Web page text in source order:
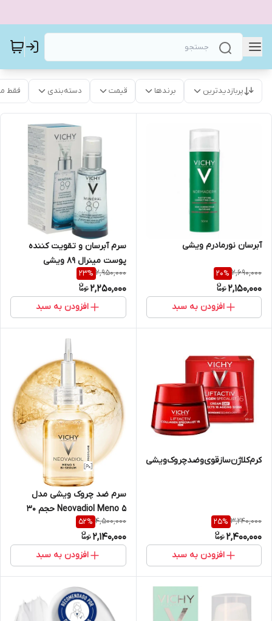
پربازدیدترین برندها قیمت دسته‌بندی فقط
آبرسان نورمادرم ویشی
2,690,000
20%
2,150,000
افزودن به سبد
سرم آبرسان و تقویت کننده
پوست مینرال 89 ویشی
Vichy(اصلی)
2,950,000
23%
2,250,000
افزودن به سبد
کرم‌کلاژن‌ساز‌قوی‌و‌ضدچروک‌‌ویشی،سری‌لیفت‌اکتیو
3,240,000
25%
2,400,000
افزودن به سبد
سرم ضد چروک ویشی مدل
Neovadiol Meno 5 حجم 30
میل
4,500,000
52%
2,140,000
افزودن به سبد